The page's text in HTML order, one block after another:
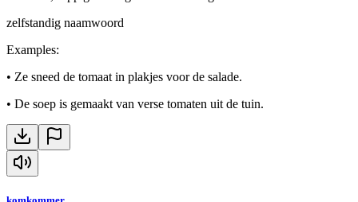
zelfstandig naamwoord
Examples:
• Ze sneed de tomaat in plakjes voor de salade.
• De soep is gemaakt van verse tomaten uit de tuin.